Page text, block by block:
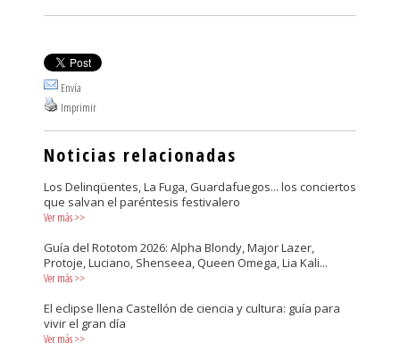
Envía
Imprimir
Noticias relacionadas
Los Delinqüentes, La Fuga, Guardafuegos... los conciertos
que salvan el paréntesis festivalero
Ver más>>
Guía del Rototom 2026: Alpha Blondy, Major Lazer,
Protoje, Luciano, Shenseea, Queen Omega, Lia Kali...
Ver más>>
El eclipse llena Castellón de ciencia y cultura: guía para
vivir el gran día
Ver más>>